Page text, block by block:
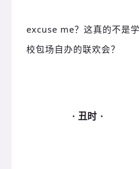
excuse me？ 这真的不是学
校包场自办的联欢会？
· 丑时 ·